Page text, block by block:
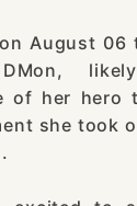
August 06
of her hero
she took
.